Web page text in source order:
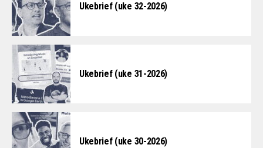
Ukebrief (uke 32-2026)
Ukebrief (uke 31-2026)
Ukebrief (uke 30-2026)